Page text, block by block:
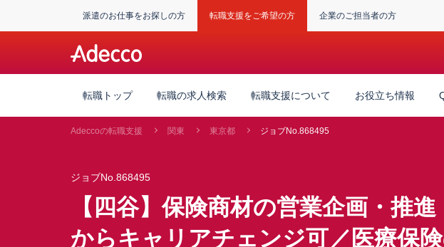
派遣のお仕事をお探しの方 転職支援をご希望の方 企業のご担当者の方
転職トップ 転職の求人検索 転職支援について お役立ち情報
Adeccoの転職支援 関東 東京都 ジョブNo.868495
ジョブNo.868495
【四谷】保険商材の営業企画・推
からキャリアチェンジ可／医療保